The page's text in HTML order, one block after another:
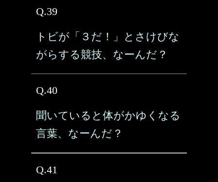
Q.39
トビが「３だ！」とさけびな
がらする競技、なーんだ？
Q.40
聞いていると体がかゆくなる
言葉、なーんだ？
Q.41